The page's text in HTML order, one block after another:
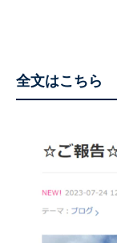
全文はこちら